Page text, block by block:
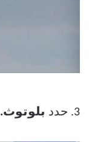
3. حدد بلوتوث.